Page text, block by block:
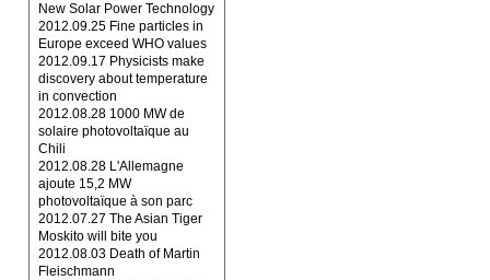
New Solar Power Technology
2012.09.25 Fine particles in
Europe exceed WHO values
2012.09.17 Physicists make
discovery about temperature
in convection
2012.08.28 1000 MW de
solaire photovoltaïque au
Chili
2012.08.28 L'Allemagne
ajoute 15,2 MW
photovoltaïque à son parc
2012.07.27 The Asian Tiger
Moskito will bite you
2012.08.03 Death of Martin
Fleischmann